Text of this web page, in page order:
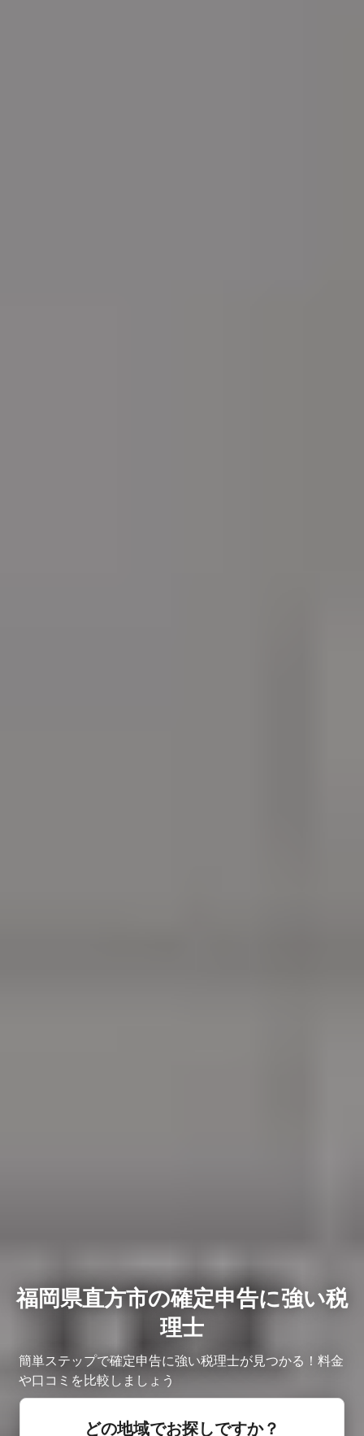
福岡県直方市の確定申告に強い税
理士
簡単ステップで確定申告に強い税理士が見つかる！料金
や口コミを比較しましょう
どの地域でお探しですか？